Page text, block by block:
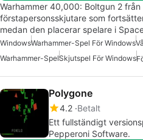
Warhammer 40,000: Boltgun 2
förstapersonsskjutare som
medan den placerar spelare i
WindowsWarhammer-Spel För Windows
Warhammer-SpelSkjutspel För Windows
Polygone
4.2 Betalt
Ett fullständigt
Pepperoni Software.